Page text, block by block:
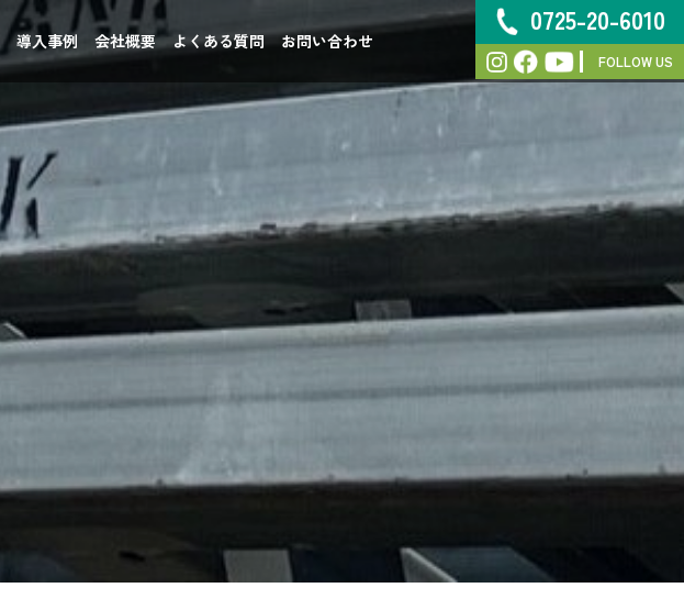
導入事例 会社概要 よくある質問 お問い合わせ
0725-20-6010
FOLLOW US